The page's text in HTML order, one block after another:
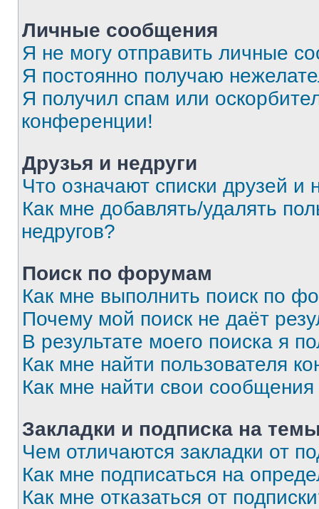
Личные сообщения
Я не могу отправить личные
Я постоянно получаю
Я получил спам или
конференции!
Друзья и недруги
Что означают списки друзей и
Как мне добавлять/удалять
недругов?
Поиск по форумам
Как мне выполнить поиск по
Почему мой поиск не даёт
В результате моего поиска я
Как мне найти пользователя
Как мне найти свои
Закладки и подписка на
Чем отличаются закладки от
Как мне подписаться на
Как мне отказаться от